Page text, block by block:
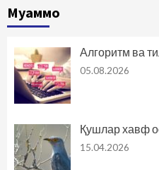
Муаммо
Алгоритм ва
05.08.2026
Қушлар хавф
15.04.2026